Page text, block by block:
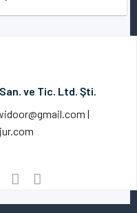
ve Tic. Ltd. Şti.
|